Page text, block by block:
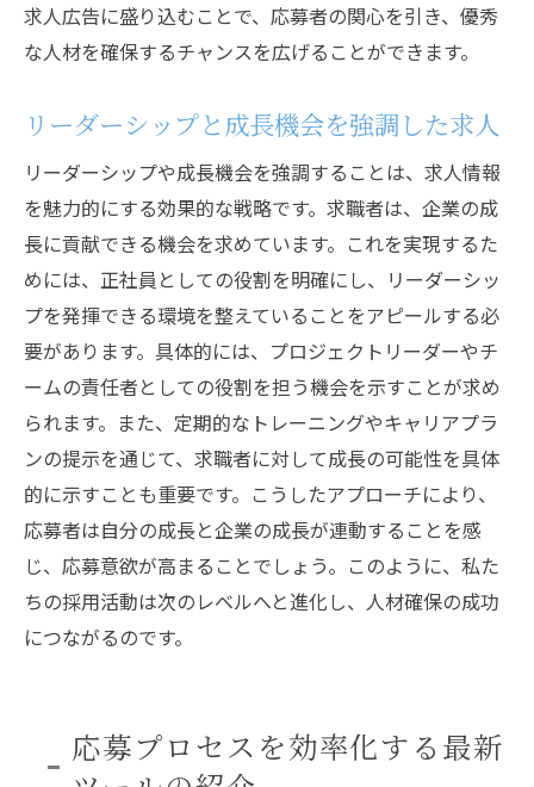
求人広告に盛り込むことで、応募者の関心を引き、優秀
な人材を確保するチャンスを広げることができます。
リーダーシップと成長機会を強調した求人
リーダーシップや成長機会を強調することは、求人情報
を魅力的にする効果的な戦略です。求職者は、企業の成
長に貢献できる機会を求めています。これを実現するた
めには、正社員としての役割を明確にし、リーダーシッ
プを発揮できる環境を整えていることをアピールする必
要があります。具体的には、プロジェクトリーダーやチ
ームの責任者としての役割を担う機会を示すことが求め
られます。また、定期的なトレーニングやキャリアプラ
ンの提示を通じて、求職者に対して成長の可能性を具体
的に示すことも重要です。こうしたアプローチにより、
応募者は自分の成長と企業の成長が連動することを感
じ、応募意欲が高まることでしょう。このように、私た
ちの採用活動は次のレベルへと進化し、人材確保の成功
につながるのです。
応募プロセスを効率化する最新